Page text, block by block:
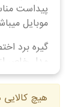
پیداست
موبایل
گیره برد
مدل خاص
گیر یا
افزار
هیچ کالایی